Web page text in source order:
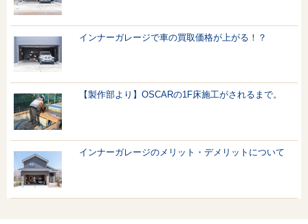
インナーガレージで車の買取価格が上がる！？
【製作部より】OSCARの1F床施工がされるまで。
インナーガレージのメリット・デメリットについて